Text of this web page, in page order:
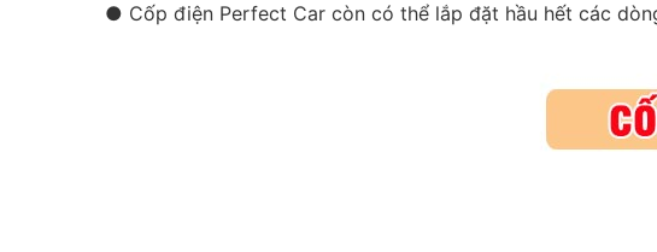
● Cốp điện Perfect Car còn có thể lắp đặt hầu hết các